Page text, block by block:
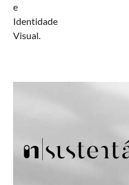
e
Identidade
Visual.